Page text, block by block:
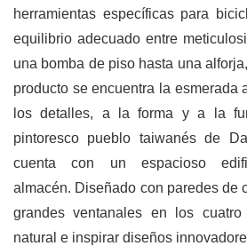
herramientas específicas para
equilibrio adecuado entre
una bomba de piso hasta una
producto se encuentra la esmerada
los detalles, a la forma y a la
pintoresco pueblo taiwanés de
cuenta con un espacioso
almacén. Diseñado con paredes de
grandes ventanales en los
natural e inspirar diseños